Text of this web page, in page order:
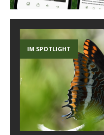
IM SPOTLIGHT